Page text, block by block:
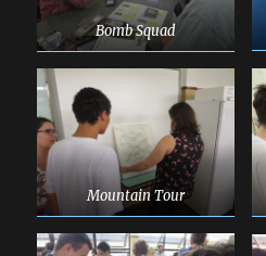
Bomb Squad
Mountain Tour